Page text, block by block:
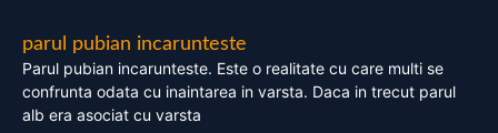
parul pubian incarunteste
Parul pubian incarunteste. Este o realitate cu care multi se
confrunta odata cu inaintarea in varsta. Daca in trecut parul
alb era asociat cu varsta